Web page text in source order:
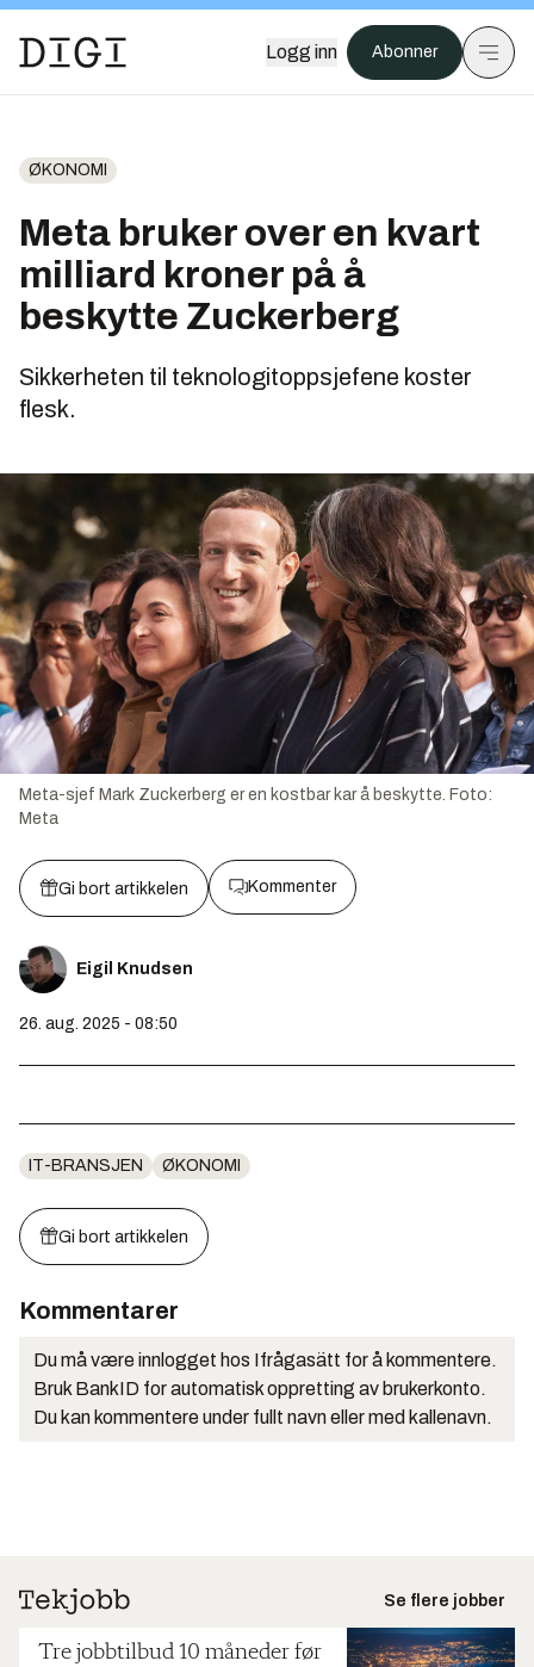
Logg inn Abonner
ØKONOMI
Meta bruker over en kvart
milliard kroner på å
beskytte Zuckerberg
Sikkerheten til teknologitoppsjefene koster
flesk.
Meta-sjef Mark Zuckerberg er en kostbar kar å beskytte. Foto:
Meta
Gi bort artikkelen Kommenter
Eigil Knudsen
26. aug. 2025 - 08:50
IT-BRANSJEN ØKONOMI
Gi bort artikkelen
Kommentarer
Du må være innlogget hos Ifrågasätt for å kommentere.
Bruk BankID for automatisk oppretting av brukerkonto.
Du kan kommentere under fullt navn eller med kallenavn.
Se flere jobber
Tre jobbtilbud 10 måneder før